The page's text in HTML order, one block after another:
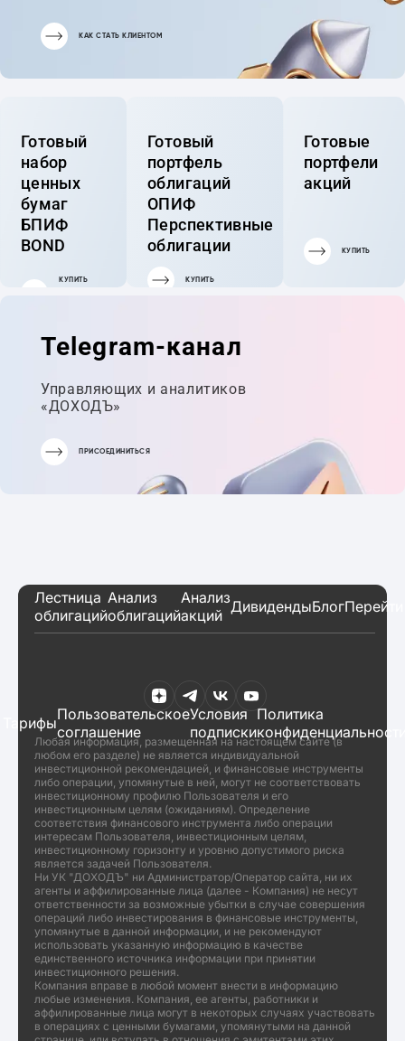
КАК СТАТЬ КЛИЕНТОМ
Готовый
набор
ценных
бумаг
БПИФ
BOND
КУПИТЬ
Готовый
портфель
облигаций
ОПИФ
Перспективные
облигации
КУПИТЬ
Готовые
портфели
акций
КУПИТЬ
Telegram-канал
Управляющих и аналитиков
«ДОХОДЪ»
ПРИСОЕДИНИТЬСЯ
Лестница
облигаций
Анализ
облигаций
Анализ
акций ДивидендыБлог
ТарифыПользовательское
соглашение
Условия
подписки
Политика
Любая информация, размещенная на настоящем сайте (в
любом его разделе) не является индивидуальной
инвестиционной рекомендацией, и финансовые инструменты
либо операции, упомянутые в ней, могут не соответствовать
инвестиционному профилю Пользователя и его
инвестиционным целям (ожиданиям). Определение
соответствия финансового инструмента либо операции
интересам Пользователя, инвестиционным целям,
инвестиционному горизонту и уровню допустимого риска
является задачей Пользователя.
Ни УК "ДОХОДЪ" ни Администратор/Оператор сайта, ни их
агенты и аффилированные лица (далее - Компания) не несут
ответственности за возможные убытки в случае совершения
операций либо инвестирования в финансовые инструменты,
упомянутые в данной информации, и не рекомендуют
использовать указанную информацию в качестве
единственного источника информации при принятии
инвестиционного решения.
Компания вправе в любой момент внести в информацию
любые изменения. Компания, ее агенты, работники и
аффилированные лица могут в некоторых случаях участвовать
в операциях с ценными бумагами, упомянутыми на данной